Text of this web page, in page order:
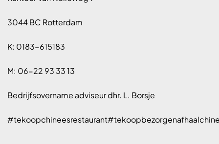
3044 BC Rotterdam
K: 0183-615183
M: 06-22 93 33 13
Bedrijfsovername adviseur dhr. L. Borsje